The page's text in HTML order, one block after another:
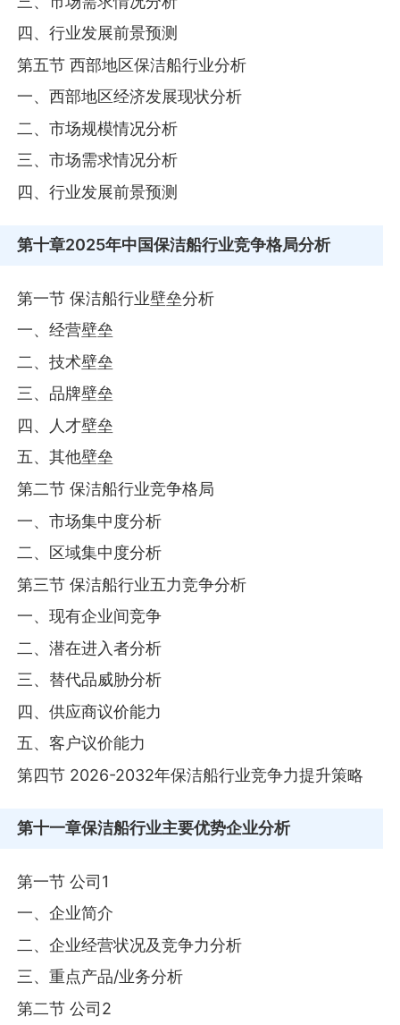
四、行业发展前景预测
第五节 西部地区保洁船行业分析
一、西部地区经济发展现状分析
二、市场规模情况分析
三、市场需求情况分析
四、行业发展前景预测
第十章2025年中国保洁船行业竞争格局分析
第一节 保洁船行业壁垒分析
一、经营壁垒
二、技术壁垒
三、品牌壁垒
四、人才壁垒
五、其他壁垒
第二节 保洁船行业竞争格局
一、市场集中度分析
二、区域集中度分析
第三节 保洁船行业五力竞争分析
一、现有企业间竞争
二、潜在进入者分析
三、替代品威胁分析
四、供应商议价能力
五、客户议价能力
第四节 2026-2032年保洁船行业竞争力提升策略
第十一章保洁船行业主要优势企业分析
第一节 公司1
一、企业简介
二、企业经营状况及竞争力分析
三、重点产品/业务分析
第二节 公司2